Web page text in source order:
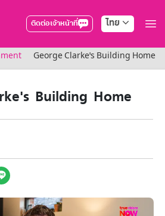
ติดต่อเจ้าหน้าที่ ไทย
ส์นาวทั้งหมด
ทรูวิชั่นส์
ผู้ประกอบการ
George Clarke's Building Home
Building Home